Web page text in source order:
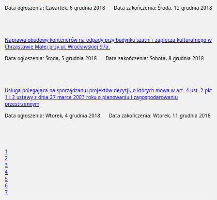
Data ogłoszenia: Czwartek, 6 grudnia 2018 Data zakończenia: Środa, 12 grudnia 2018
Naprawa obudowy kontenerów na odpady przy budynku szatni i zaplecza kulturalnego w
Chrząstawie Małej przy ul. Wrocławskiej 97a.
Data ogłoszenia: Środa, 5 grudnia 2018 Data zakończenia: Sobota, 8 grudnia 2018
Usługa polegająca na sporządzaniu projektów decyzji, o których mowa w art. 4 ust. 2 pkt
1 i 2 ustawy z dnia 27 marca 2003 roku o planowaniu i zagospodarowaniu
przestrzennym
Data ogłoszenia: Wtorek, 4 grudnia 2018 Data zakończenia: Wtorek, 11 grudnia 2018
1
2
3
4
5
6
7